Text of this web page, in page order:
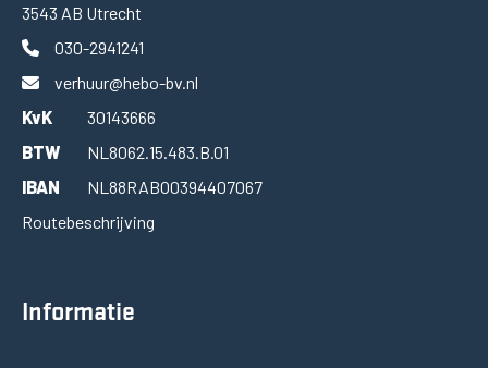
3543 AB Utrecht
030-2941241
verhuur@hebo-bv.nl
KvK
30143666
BTW
NL8062.15.483.B.01
IBAN
NL88RABO0394407067
Routebeschrijving
Informatie